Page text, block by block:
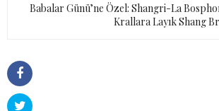
Babalar Günü’ne Özel: Shangri-La
Krallara Layık Shang